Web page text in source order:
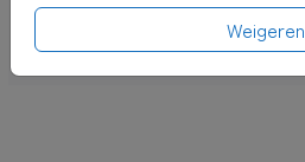
Weigeren